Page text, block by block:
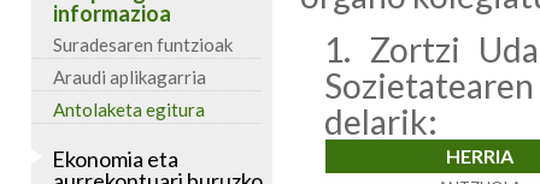
Zortzi
delarik:
HERRIA
informazioa
Suradesaren funtzioak
Araudi aplikagarria
Antolaketa egitura
Ekonomia eta